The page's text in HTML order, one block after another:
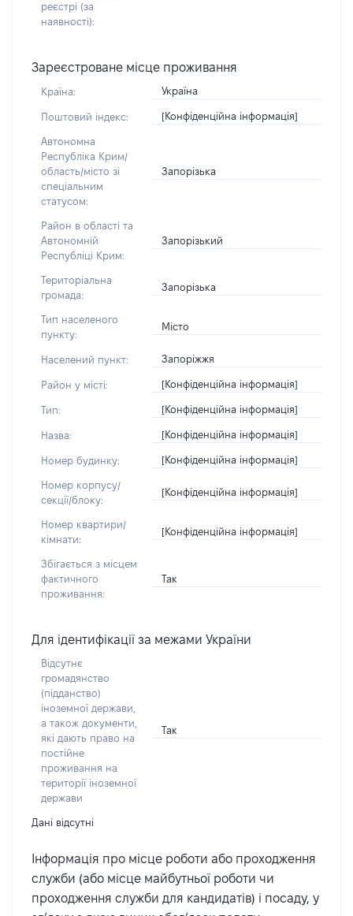
реєстрі (за
наявності):
Зареєстроване місце проживання
Країна: Україна
Поштовий індекс: [Конфіденційна інформація]
Автономна
Республіка Крим/
область/місто зі
спеціальним
статусом:
Запорізька
Район в області та
Автономній
Республіці Крим:
Запорізький
Територіальна
громада:
Запорізька
Тип населеного
пункту:
Місто
Населений пункт: Запоріжжя
Район у місті: [Конфіденційна інформація]
Тип: [Конфіденційна інформація]
Назва: [Конфіденційна інформація]
Номер будинку: [Конфіденційна інформація]
Номер корпусу/
секції/блоку:
[Конфіденційна інформація]
Номер квартири/
кімнати:
[Конфіденційна інформація]
Збігається з місцем
фактичного
проживання:
Так
Для ідентифікації за межами України
Відсутнє
громадянство
(підданство)
іноземної держави,
а також документи,
які дають право на
постійне
проживання на
території іноземної
держави
Так
Дані відсутні
Інформація про місце роботи або проходження
служби (або місце майбутньої роботи чи
проходження служби для кандидатів) і посаду, у